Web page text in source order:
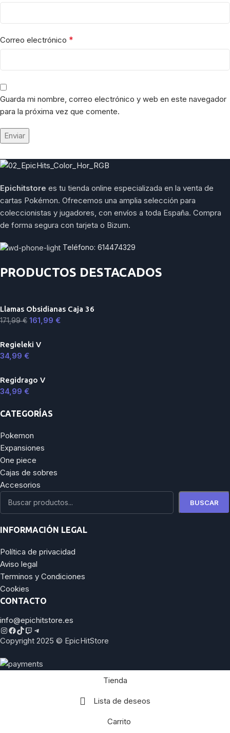
Correo electrónico *
Guarda mi nombre, correo electrónico y web en este navegador
para la próxima vez que comente.
Epichitstore es tu tienda online especializada en la venta de
cartas Pokémon. Ofrecemos una amplia selección para
coleccionistas y jugadores, con envíos a toda España. Compra
de forma segura con tarjeta o Bizum.
Teléfono: 614474329
PRODUCTOS DESTACADOS
Llamas Obsidianas Caja 36
171,99€ 161,99 €
Regieleki V
34,99 €
Regidrago V
34,99 €
CATEGORÍAS
Pokemon
Expansiones
One piece
Cajas de sobres
Accesorios
BUSCAR
INFORMACIÓN LEGAL
Política de privacidad
Aviso legal
Terminos y Condiciones
Cookies
CONTACTO
info@epichitstore.es
Copyright 2025 © EpicHitStore
Tienda
Lista de deseos
Carrito